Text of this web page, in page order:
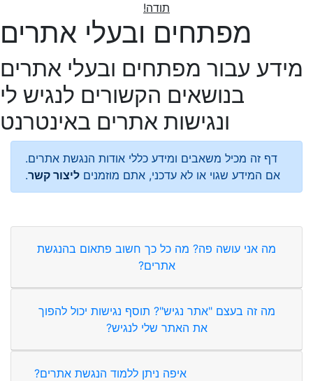
תודה!
מפתחים ובעלי אתרים
מידע עבור מפתחים ובעלי אתרים
בנושאים הקשורים לנגיש לי
ונגישות אתרים באינטרנט
דף זה מכיל משאבים ומידע כללי אודות הנגשת אתרים.
אם המידע שגוי או לא עדכני, אתם מוזמנים ליצור קשר.
מה אני עושה פה? מה כל כך חשוב פתאום בהנגשת
אתרים?
מה זה בעצם "אתר נגיש"? תוסף נגישות יכול להפוך
את האתר שלי לנגיש?
איפה ניתן ללמוד הנגשת אתרים?